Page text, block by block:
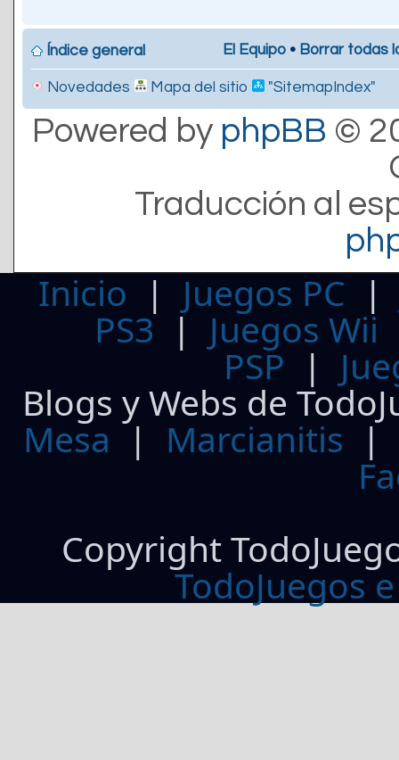
Índice general El Equipo • Borrar todas
Novedades Mapa del sitio "SitemapIndex"
Powered by phpBB ©
Traducción al
Inicio | Juegos PC
PS3| Juegos Wii
PSP |
Blogs y Webs de
Mesa | Marcianitis |
Copyright
TodoJuegos